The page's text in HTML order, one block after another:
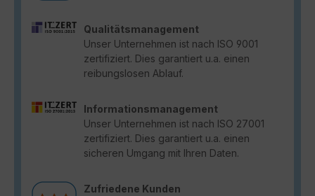
Qualitätsmanagement
Unser Unternehmen ist nach ISO 9001
zertifiziert. Dies garantiert u.a. einen
reibungslosen Ablauf.
Informationsmanagement
Unser Unternehmen ist nach ISO 27001
zertifiziert. Dies garantiert u.a. einen
sicheren Umgang mit Ihren Daten.
Zufriedene Kunden